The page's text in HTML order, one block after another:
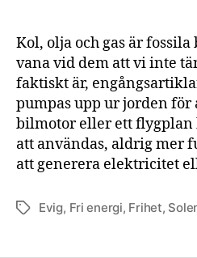
Kol, olja och gas är
vana vid dem att vi inte
faktiskt är,
pumpas upp ur jorden
bilmotor eller ett
att användas, aldrig mer
att generera elektricitet
Etiketter
Evig, Fri energi, Frihet,